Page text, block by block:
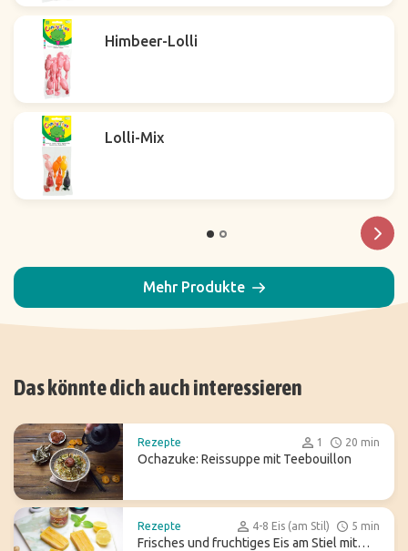
Himbeer-Lolli
Lolli-Mix
Mehr Produkte
Das könnte dich auch interessieren
Rezepte 1 20 min
Ochazuke: Reissuppe mit Teebouillon
Rezepte 4-8 Eis (am Stil) 5 min
Frisches und fruchtiges Eis am Stiel mit